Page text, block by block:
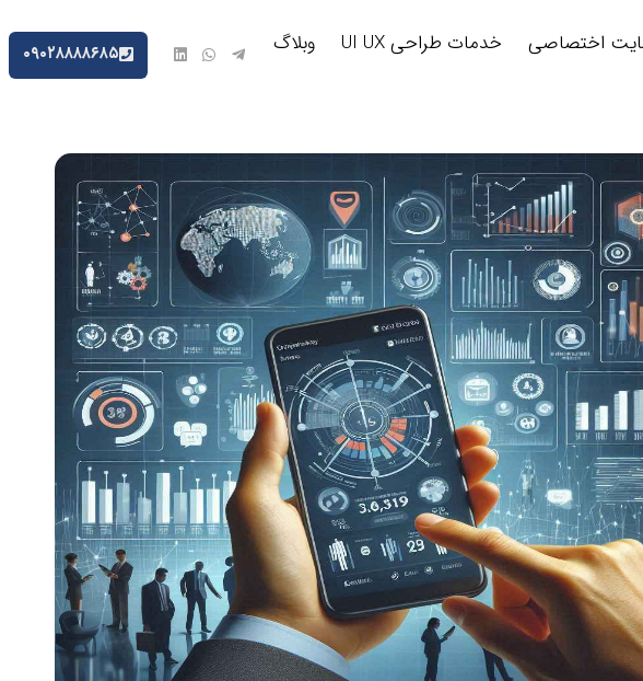
اختصاصی خدمات طراحی UI UX وبلاگ ۰۹۰۲۸۸۸۸۶۸۵